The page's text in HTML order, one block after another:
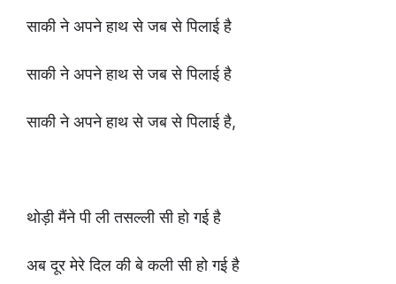
साकी ने अपने हाथ से जब से पिलाई है
साकी ने अपने हाथ से जब से पिलाई है
साकी ने अपने हाथ से जब से पिलाई है,
थोड़ी मैंने पी ली तसल्ली सी हो गई है
अब दूर मेरे दिल की बे कली सी हो गई है